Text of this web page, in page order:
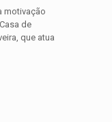
motivação
de
que atua